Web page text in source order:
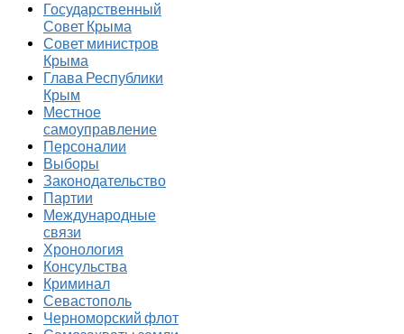
Государственный
Совет Крыма
Совет министров
Крыма
Глава Республики
Крым
Местное
самоуправление
Персоналии
Выборы
Законодательство
Партии
Международные
связи
Хронология
Консульства
Криминал
Севастополь
Черноморский флот